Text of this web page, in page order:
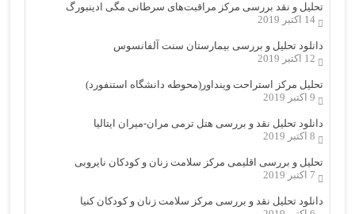
تحلیل و نقد بررسی مرکز مراقبت‌های سرطانی مگی ادینبورگ
14 اکتبر 2019
دانلود تحلیل و بررسی بیمارستان سنت آلفانسوس
12 اکتبر 2019
تحلیل مرکز استراحت وینداور(محوطه دانشگاه استنفورد)
9 اکتبر 2019
دانلود تحلیل نقد و بررسی هتل ترمی مران-میران ایتالیا
8 اکتبر 2019
تحلیل و بررسی اقلیمی مرکز سلامت زنان و کودکان نایروبی
7 اکتبر 2019
دانلود تحلیل نقد و بررسی مرکز سلامت زنان و کودکان کنیا